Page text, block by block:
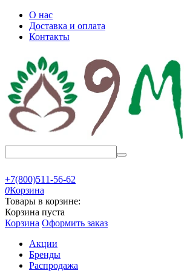
О нас
Доставка и оплата
Контакты
+7(800)511-56-62
0Корзина
Товары в корзине:
Корзина пуста
Корзина Оформить заказ
Акции
Бренды
Распродажа